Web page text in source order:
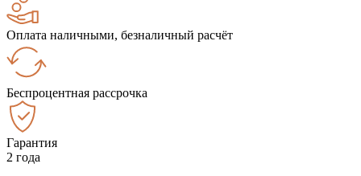
Оплата наличными, безналичный расчёт
Беспроцентная рассрочка
Гарантия
2 года